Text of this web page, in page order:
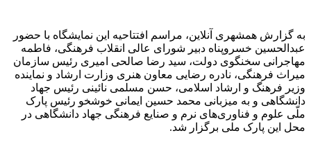
به گزارش همشهری آنلاین، مراسم افتتاحیه این نمایشگاه با حضور
عبدالحسین خسروپناه دبیر شورای عالی انقلاب فرهنگی، فاطمه
مهاجرانی سخنگوی دولت، سید رضا صالحی امیری رئیس سازمان
میراث فرهنگی، نادره رضایی معاون هنری وزارت ارشاد و نماینده
وزیر فرهنگ و ارشاد اسلامی، حسن مسلمی نائینی رئیس جهاد
دانشگاهی و به میزبانی محمد حسین ایمانی خوشخو رئیس پارک
ملّی علوم و فناوری‌های نرم و صنایع فرهنگی جهاد دانشگاهی در
محل این پارک ملی برگزار شد.